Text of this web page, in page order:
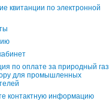
квитанции по электронной
по оплате за природный газ
для промышленных
контактную информацию